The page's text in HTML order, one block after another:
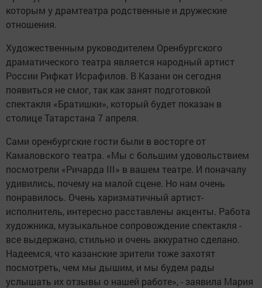
которым у драмтеатра родственные и дружеские
отношения.
Художественным руководителем Оренбургского
драматического театра является народный артист
России Рифкат Исрафилов. В Казани он сегодня
появиться не смог, так как занят подготовкой
спектакля «Братишки», который будет показан в
столице Татарстана 7 апреля.
Сами оренбургские гости были в восторге от
Камаловского театра. «Мы с большим удовольствием
посмотрели «Ричарда III» в вашем театре. И поначалу
удивились, почему на малой сцене. Но нам очень
понравилось. Очень харизматичный артист-
исполнитель, интересно расставлены акценты. Работа
художника, музыкальное сопровождение спектакля -
все выдержано, стильно и очень аккуратно сделано.
Надеемся, что казанские зрители тоже захотят
посмотреть, чем мы дышим, и мы будем рады
услышать их отзывы о нашей работе», - заявила Мария